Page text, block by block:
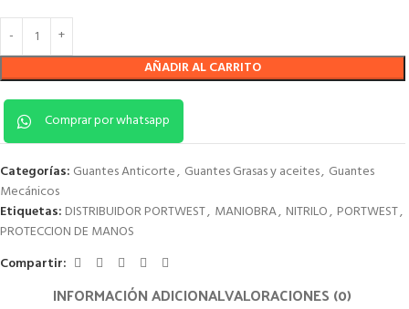
AÑADIR AL CARRITO
Comprar por whatsapp
Categorías: Guantes Anticorte, Guantes Grasas y aceites, Guantes
Mecánicos
Etiquetas: DISTRIBUIDOR PORTWEST, MANIOBRA, NITRILO, PORTWEST,
PROTECCION DE MANOS
Compartir:
INFORMACIÓN ADICIONALVALORACIONES (0)